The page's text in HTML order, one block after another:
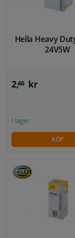
Hella Heavy
24V5W
2,46 kr
I lager
KÖP